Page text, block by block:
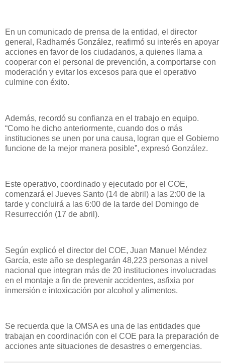
En un comunicado de prensa de la entidad, el director
general, Radhamés González, reafirmó su interés en apoyar
acciones en favor de los ciudadanos, a quienes llama a
cooperar con el personal de prevención, a comportarse con
moderación y evitar los excesos para que el operativo
culmine con éxito.
Además, recordó su confianza en el trabajo en equipo.
“Como he dicho anteriormente, cuando dos o más
instituciones se unen por una causa, logran que el Gobierno
funcione de la mejor manera posible”, expresó González.
Este operativo, coordinado y ejecutado por el COE,
comenzará el Jueves Santo (14 de abril) a las 2:00 de la
tarde y concluirá a las 6:00 de la tarde del Domingo de
Resurrección (17 de abril).
Según explicó el director del COE, Juan Manuel Méndez
García, este año se desplegarán 48,223 personas a nivel
nacional que integran más de 20 instituciones involucradas
en el montaje a fin de prevenir accidentes, asfixia por
inmersión e intoxicación por alcohol y alimentos.
Se recuerda que la OMSA es una de las entidades que
trabajan en coordinación con el COE para la preparación de
acciones ante situaciones de desastres o emergencias.